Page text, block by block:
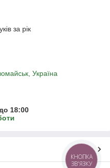
за рік
Україна
18:00
КНОПКА
ЗВ'ЯЗКУ